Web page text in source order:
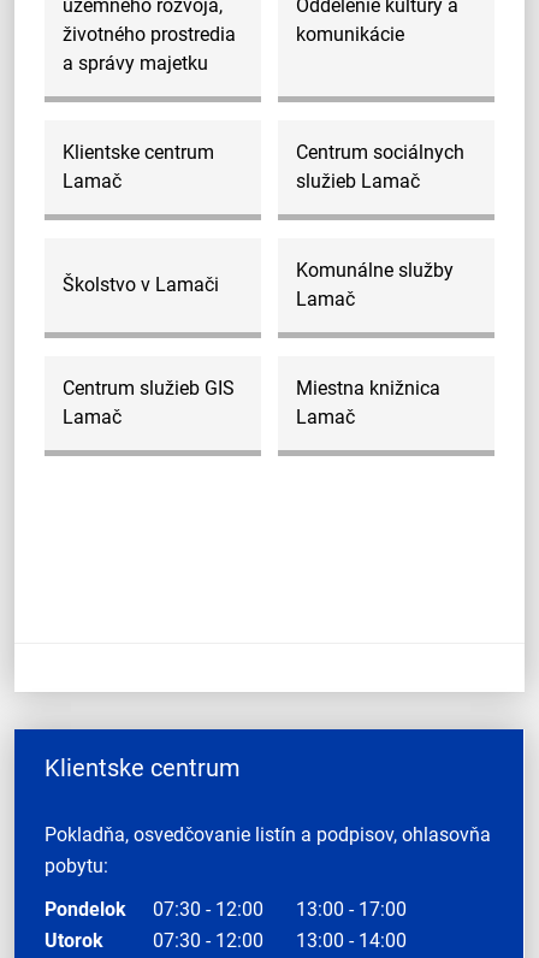
územného rozvoja,
životného prostredia
a správy majetku
Oddelenie kultúry a
komunikácie
Klientske centrum
Lamač
Centrum sociálnych
služieb Lamač
Školstvo v Lamači
Komunálne služby
Lamač
Centrum služieb GIS
Lamač
Miestna knižnica
Lamač
Klientske centrum
Pokladňa, osvedčovanie listín a podpisov, ohlasovňa
pobytu:
Pondelok
07:30 - 12:00
13:00 - 17:00
Utorok
07:30 - 12:00
13:00 - 14:00